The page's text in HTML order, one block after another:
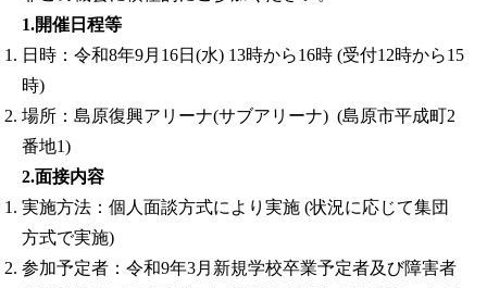
1.開催日程等
日時：令和8年9月16日(水) 13時から16時 (受付12時から15
時)
場所：島原復興アリーナ(サブアリーナ) (島原市平成町2
番地1)
2.面接内容
実施方法：個人面談方式により実施 (状況に応じて集団
方式で実施)
参加予定者：令和9年3月新規学校卒業予定者及び障害者